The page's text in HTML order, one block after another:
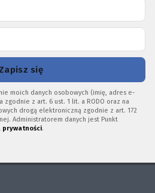
się
moich danych osobowych (imię, adres e-
zgodnie z art. 6 ust. 1 lit. a RODO oraz na
drogą elektroniczną zgodnie z art. 172
Administratorem danych jest Punkt
prywatności.